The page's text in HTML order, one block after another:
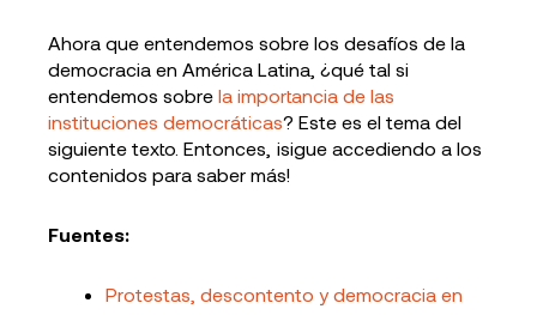
Ahora que entendemos sobre los desafíos de la
democracia en América Latina, ¿qué tal si
entendemos sobre la importancia de las
instituciones democráticas? Este es el tema del
siguiente texto. Entonces, ¡sigue accediendo a los
contenidos para saber más!
Fuentes:
Protestas, descontento y democracia en